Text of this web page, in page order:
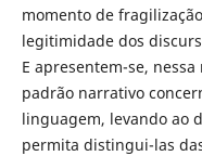
momento de
legitimidade dos
E apresentem-se,
padrão narrativo
linguagem, levando ao
permita distingui-las